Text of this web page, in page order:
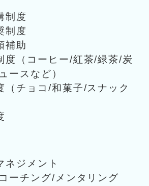
制度
制度
補助
度（コーヒー/紅茶/緑茶/炭
ースなど）
（チョコ/和菓子/スナック
ネジメント
ーチング/メンタリング